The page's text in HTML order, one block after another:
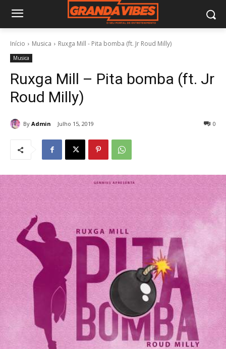
Início Musica Ruxga Mill - Pita bomba (ft. Jr Roud Milly)
Musica
Ruxga Mill – Pita bomba (ft. Jr
Roud Milly)
By Admin Julho 15, 2019 0